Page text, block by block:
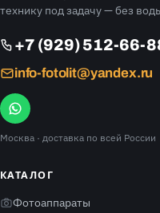
технику под задачу — без
+7 (929) 512-66-
info-fotolit@yandex.ru
Москва · доставка по всей России
КАТАЛОГ
Фотоаппараты